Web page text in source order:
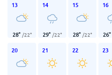
13
28° /22°
14
29° /22°
15
28° /22°
16
26°
20 21 22 23